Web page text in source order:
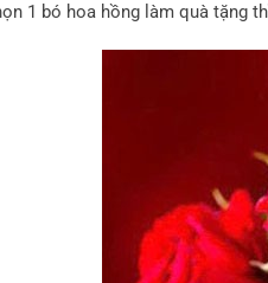
1 bó hoa hồng làm quà tặng